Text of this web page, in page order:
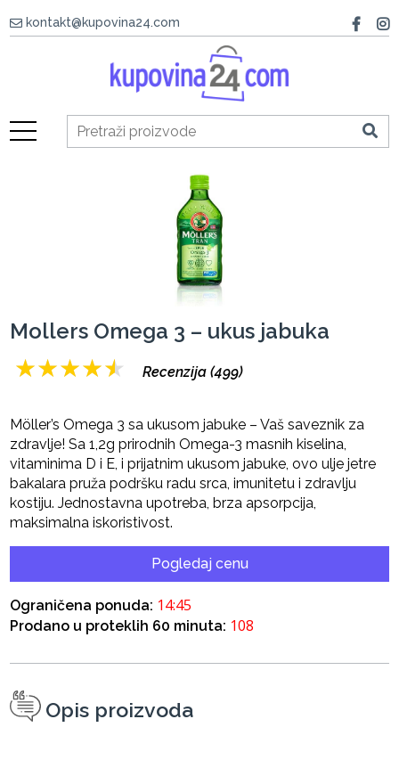
kontakt@kupovina24.com
Mollers Omega 3 – ukus jabuka
★★★★★ Recenzija (499)
Möller’s Omega 3 sa ukusom jabuke – Vaš saveznik za
zdravlje! Sa 1,2g prirodnih Omega-3 masnih kiselina,
vitaminima D i E, i prijatnim ukusom jabuke, ovo ulje jetre
bakalara pruža podršku radu srca, imunitetu i zdravlju
kostiju. Jednostavna upotreba, brza apsorpcija,
maksimalna iskoristivost.
Pogledaj cenu
Ograničena ponuda: 14:45
Prodano u proteklih 60 minuta: 108
Opis proizvoda